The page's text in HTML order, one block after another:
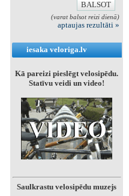
(varat balsot reizi dienā)
aptaujas rezultāti »
iesaka veloriga.lv
Kā pareizi pieslēgt velosipēdu.
Statīvu veidi un video!
Saulkrastu velosipēdu muzejs